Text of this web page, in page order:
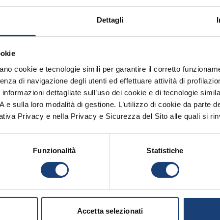
Dettagli
cookie e tecnologie simili per garantire il corretto
di navigazione degli utenti ed effettuare attività di
dettagliate sull’uso dei cookie e di tecnologie
e sulla loro modalità di gestione. L’utilizzo di cookie da parte
Privacy e nella Privacy e Sicurezza del Sito alle quali si
Funzionalità Statistiche
Accetta selezionati
sono
e la Società sulle possibilità di esito
stabilito dalle Condizioni Generali di assicurazione.
delle controversie
6/11/2024, n. 215) può essere attivato,
controversie derivanti dal contratto di
e ai servizi assicurativi, oppure la violazione
ricorso solo dopo aver inviato un reclamo alla
Il ricorso all’Arbitro Assicurativo è condizione
la sezione privacy. Ti invitiamo aleggere
nuova normativa